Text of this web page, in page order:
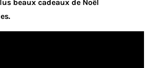
beaux cadeaux de Noël